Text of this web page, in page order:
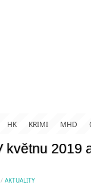
HK KRIMI MHD
květnu 2019
/ AKTUALITY